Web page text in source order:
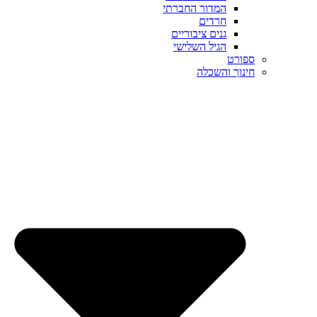
המדור החברתי
חרדים
גנים ציבוריים
הגיל השלישי
ספורט
חינוך והשכלה